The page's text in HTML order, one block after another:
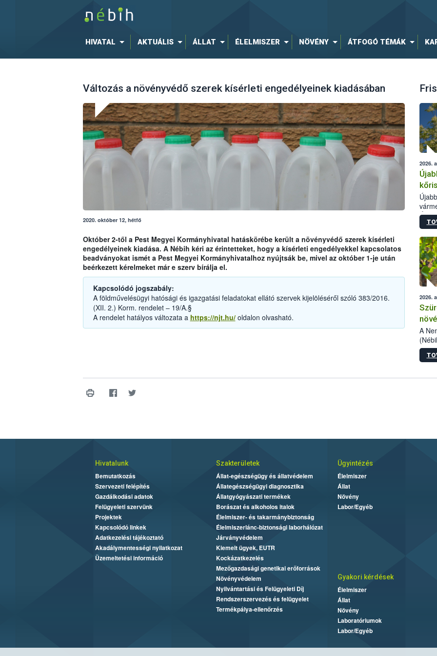
HIVATAL AKTUÁLIS ÁLLAT ÉLELMISZER NÖVÉNY ÁTFOGÓ TÉMÁK
Változás a növényvédő szerek kísérleti engedélyeinek kiadásában
2020. október 12, hétfő
Október 2-től a Pest Megyei Kormányhivatal hatáskörébe került a növényvédő szerek kísérleti
engedélyeinek kiadása. A Nébih kéri az érintetteket, hogy a kísérleti engedélyekkel kapcsolatos
beadványokat ismét a Pest Megyei Kormányhivatalhoz nyújtsák be, mivel az október 1-je után
beérkezett kérelmeket már e szerv bírálja el.
Kapcsolódó jogszabály:
A földművelésügyi hatósági és igazgatási feladatokat ellátó szervek kijelöléséről szóló 383/2016.
(XII. 2.) Korm. rendelet – 19/A.§
A rendelet hatályos változata a https://njt.hu/oldalon olvasható.
2026.
2026.
A
Hivatalunk
Bemutatkozás
Szervezeti felépítés
Gazdálkodási adatok
Felügyeleti szervünk
Projektek
Kapcsolódó linkek
Adatkezelési tájékoztató
Akadálymentességi nyilatkozat
Üzemeltetési információ
Szakterületek
Állat-egészségügy és állatvédelem
Állategészségügyi diagnosztika
Állatgyógyászati termékek
Borászat és alkoholos italok
Élelmiszer- és takarmánybiztonság
Élelmiszerlánc-biztonsági laborhálózat
Járványvédelem
Kiemelt ügyek, EUTR
Kockázatkezelés
Mezőgazdasági genetikai erőforrások
Növényvédelem
Nyilvántartási és Felügyeleti Díj
Rendszerszervezés és felügyelet
Termékpálya-ellenőrzés
Ügyintézés
Élelmiszer
Állat
Növény
Labor/Egyéb
Gyakori kérdések
Élelmiszer
Állat
Növény
Laboratóriumok
Labor/Egyéb